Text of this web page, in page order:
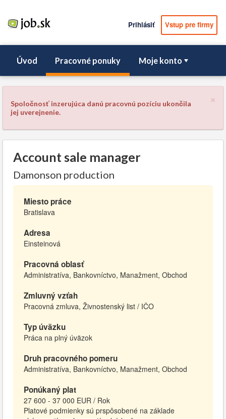
Prihlásiť Vstup pre firmy
Úvod Pracovné ponuky Moje konto
×
Spoločnosť inzerujúca danú pracovnú pozíciu ukončila
jej uverejnenie.
Account sale manager
Damonson production
Miesto práce
Bratislava
Adresa
Einsteinová
Pracovná oblasť
Administratíva, Bankovníctvo, Manažment, Obchod
Zmluvný vzťah
Pracovná zmluva, Živnostenský list / IČO
Typ úväzku
Práca na plný úväzok
Druh pracovného pomeru
Administratíva, Bankovníctvo, Manažment, Obchod
Ponúkaný plat
27 600 - 37 000 EUR / Rok
Platové podmienky sú prspôsobené na základe